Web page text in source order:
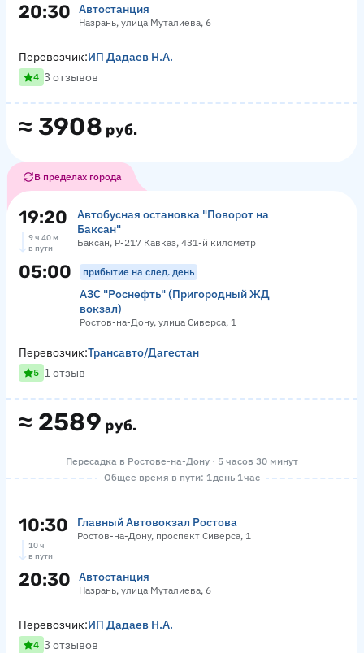
20:30 Автостанция
Назрань, улица Муталиева, 6
≈ 3908 руб.
Перевозчик:ИП Дадаев Н.А.
4 3 отзывов
В пределах города
19:20
Автобусная остановка "Поворот на
Баксан"
Баксан, Р-217 Кавказ, 431-й километр
9 ч 40 м
в пути
05:00 прибытие на след. день
АЗС "Роснефть" (Пригородный ЖД
вокзал)
Ростов-на-Дону, улица Сиверса, 1
≈ 2589 руб.
Перевозчик:Трансавто/Дагестан
5 1 отзыв
Пересадка в Ростове-на-Дону · 5 часов 30 минут
Общее время в пути: 1 день 1 час
10:30 Главный Автовокзал Ростова
Ростов-на-Дону, проспект Сиверса, 1
10 ч
в пути
20:30 Автостанция
Назрань, улица Муталиева, 6
Перевозчик:ИП Дадаев Н.А.
4 3 отзывов